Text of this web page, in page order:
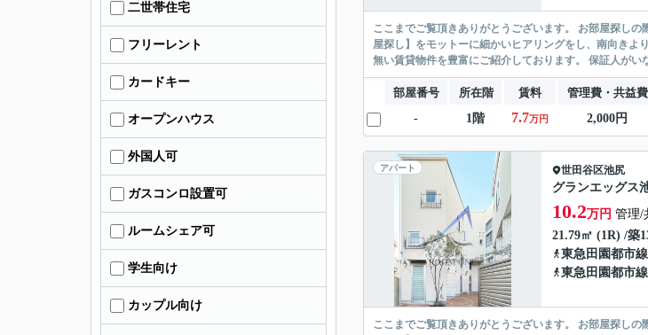
ここまでご覧頂きありがとうございます。 お部屋探しの際には、皆さまそれぞれこだわりの条件があると思いますが、当社では【あなたに１番のお部
屋探し】をモットーに細かいヒアリングをし、南向きよりもあなた向きのお部屋を
無い賃貸物件を豊
部屋番号 所在階 賃料 管理費・共益費
-
1階 7.7万円 2,000円
アパート 世田谷区池尻
グランエッグス
10.2万円 管理/
21.79㎡ (1R) /築
東急田園都市線
東急田園都市線
ここまでご覧頂きありがとうございます。 お部屋探しの際には、皆さまそれぞれこだわりの条件があると思いますが、当社では【あなたに１番のお部
二世帯住宅
フリーレント
カードキー
オープンハウス
外国人可
ガスコンロ設置可
ルームシェア可
学生向け
カップル向け